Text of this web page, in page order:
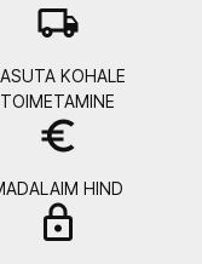
local_shipping
KOHALE
TOIMETAMINE
euro_symbol
HIND